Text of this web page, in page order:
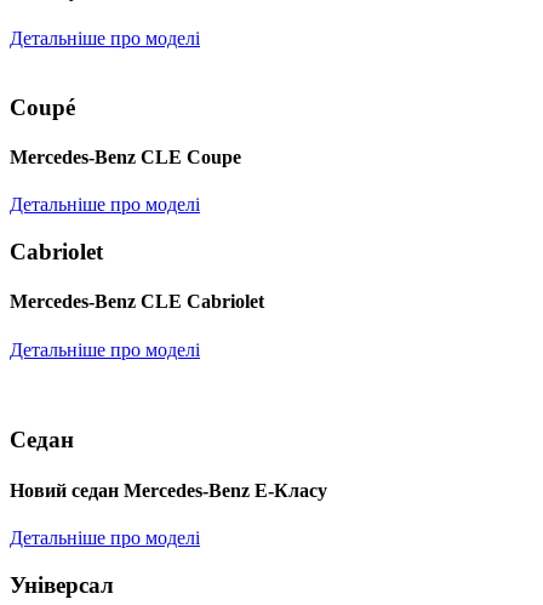
Детальніше про моделі
Coupé
Mercedes-Benz CLE Coupe
Детальніше про моделі
Cabriolet
Mercedes-Benz CLE Cabriolet
Детальніше про моделі
Седан
Новий седан Mercedes-Benz Е-Класу
Детальніше про моделі
Універсал